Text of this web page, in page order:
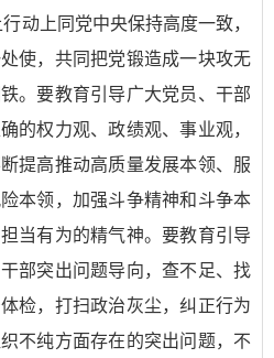
动上同党中央保持高度一致，
使，共同把党锻造成一块攻无
。要教育引导广大党员、干部
的权力观、政绩观、事业观，
提高推动高质量发展本领、服
本领，加强斗争精神和斗争本
当有为的精气神。要教育引导
部突出问题导向，查不足、找
检，打扫政治灰尘，纠正行为
不纯方面存在的突出问题，不